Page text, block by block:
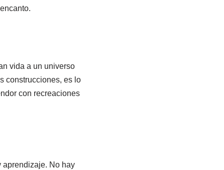
vida a un universo
construcciones, es lo
con recreaciones
aprendizaje. No hay